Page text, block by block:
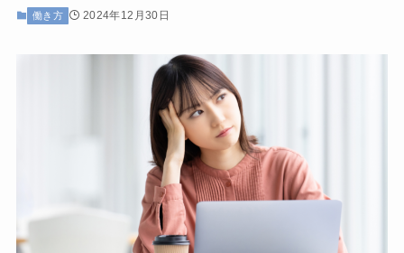
働き方 2024年12月30日